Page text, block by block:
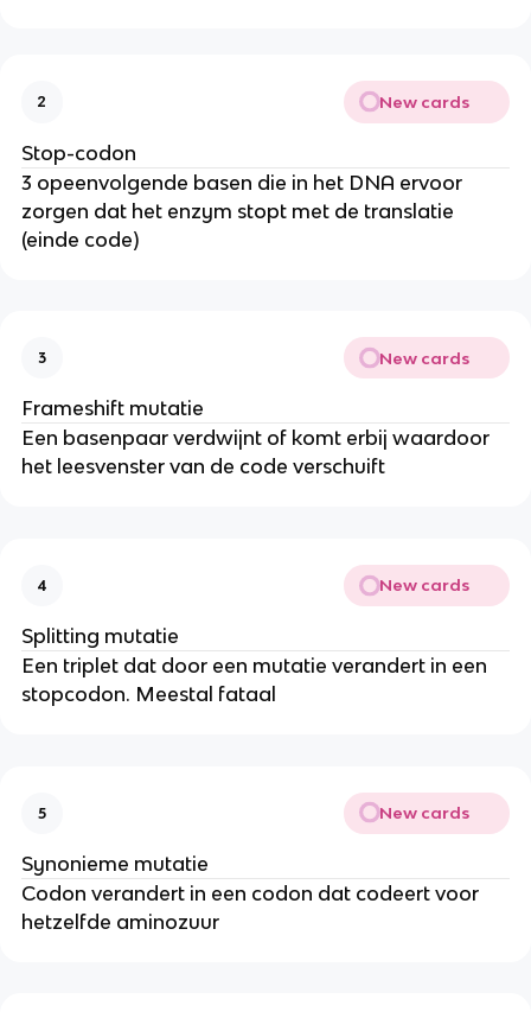
2 New cards
Stop-codon
3 opeenvolgende basen die in het DNA ervoor
zorgen dat het enzym stopt met de translatie
(einde code)
3 New cards
Frameshift mutatie
Een basenpaar verdwijnt of komt erbij waardoor
het leesvenster van de code verschuift
4 New cards
Splitting mutatie
Een triplet dat door een mutatie verandert in een
stopcodon. Meestal fataal
5 New cards
Synonieme mutatie
Codon verandert in een codon dat codeert voor
hetzelfde aminozuur